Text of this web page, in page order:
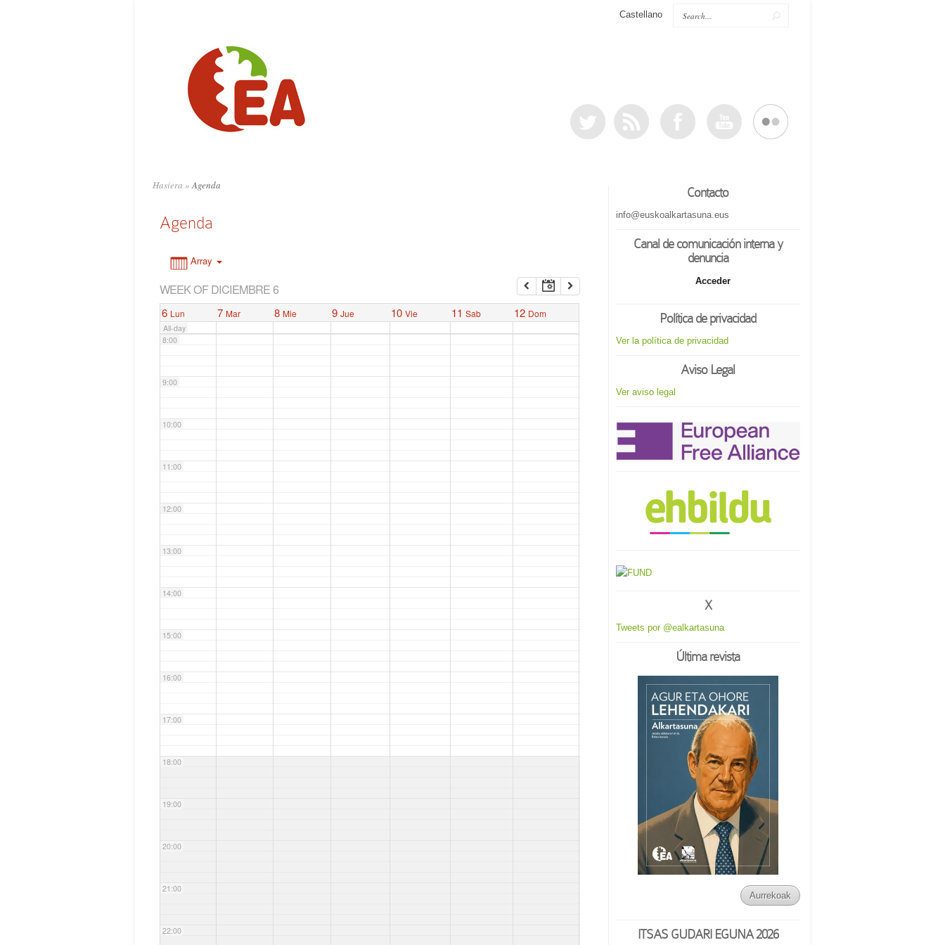
Castellano
Hasiera »Agenda
Agenda
Array
WEEK OF DICIEMBRE 6
6 Lun 7 Mar 8 Mie 9 Jue 10 Vie 11 Sab 12 Dom
All-day
6:00
8:00
9:00
10:00
11:00
12:00
13:00
14:00
15:00
16:00
17:00
18:00
19:00
20:00
21:00
22:00
Contacto
info@euskoalkartasuna.eus
Canal de comunicación interna y
denuncia
Acceder
Política de privacidad
Ver la política de privacidad
Aviso Legal
Ver aviso legal
X
Tweets por @ealkartasuna
Última revista
Aurrekoak
ITSAS GUDARI EGUNA 2026